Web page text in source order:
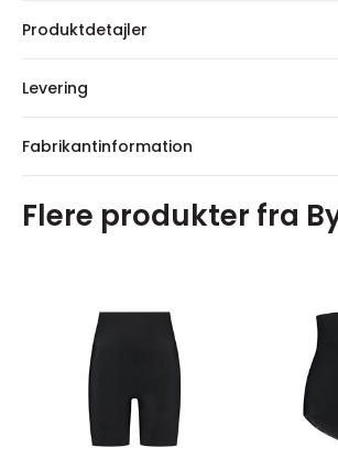
Produktdetajler
Levering
Fabrikantinformation
Flere produkter fra